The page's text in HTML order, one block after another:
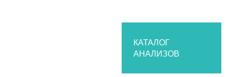
Структура лаборатории
Нормативные документы
КАТАЛОГ
АНАЛИЗОВ